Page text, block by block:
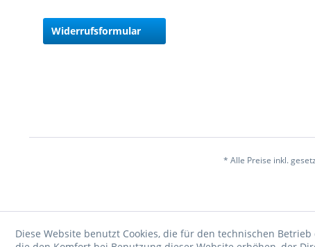
Widerrufsformular
* Alle Preise inkl.
Diese Website benutzt Cookies, die für den technischen